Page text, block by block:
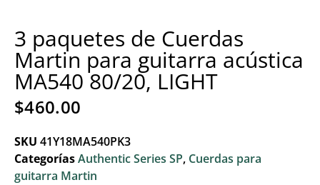
3 paquetes de Cuerdas
Martin para guitarra acústica
MA540 80/20, LIGHT
$460.00
SKU 41Y18MA540PK3
CategoríasAuthentic Series SP, Cuerdas para
guitarra Martin